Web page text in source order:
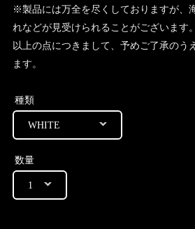
※製品には万全を尽くしておりますが、
れなどが見受けられることがございます。
以上の点につきまして、予めご了承のう
ます。
種類
数量